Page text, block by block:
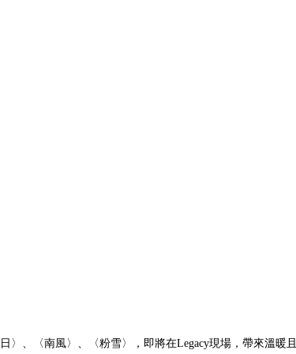
、〈南風〉、〈粉雪〉，即將在Legacy現場，帶來溫暖